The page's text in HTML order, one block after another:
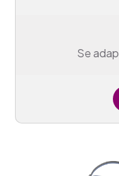
Se